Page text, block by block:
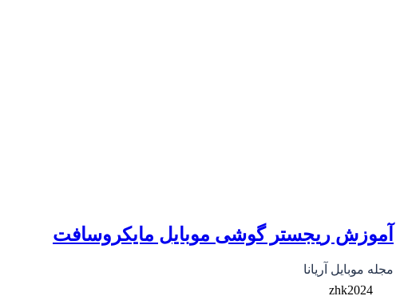
آموزش ریجستر گوشی موبایل مایکروسافت
مجله موبایل آریانا